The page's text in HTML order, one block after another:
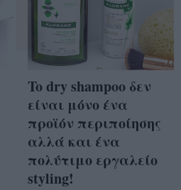
To dry shampoo δεν
είναι μόνο ένα
προϊόν περιποίησης
αλλά και ένα
πολύτιμο εργαλείο
styling!